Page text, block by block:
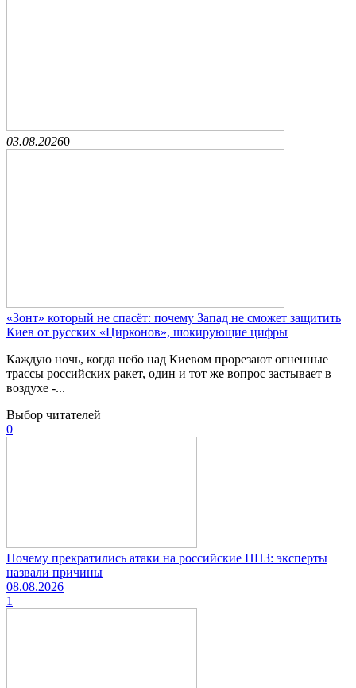
03.08.20260
«Зонт» который не спасёт: почему Запад не сможет защитить
Киев от русских «Цирконов», шокирующие цифры
Каждую ночь, когда небо над Киевом прорезают огненные
трассы российских ракет, один и тот же вопрос застывает в
воздухе -...
Выбор читателей
0
Почему прекратились атаки на российские НПЗ: эксперты
назвали причины
08.08.2026
1